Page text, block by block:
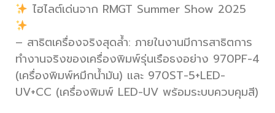
ไฮไลต์เด่นจาก RMGT Summer Show 2025
– สาธิตเครื่องจริงสุดล้ำ: ภายในงานมีการสาธิตการ
ทำงานจริงของเครื่องพิมพ์รุ่นเรือธงอย่าง 970PF-4
(เครื่องพิมพ์หมึกน้ำมัน) และ 970ST-5+LED-
UV+CC (เครื่องพิมพ์ LED-UV พร้อมระบบควบคุมสี)